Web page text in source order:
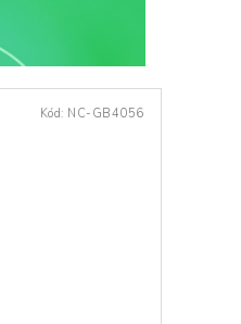
Kód: NC-GB4056